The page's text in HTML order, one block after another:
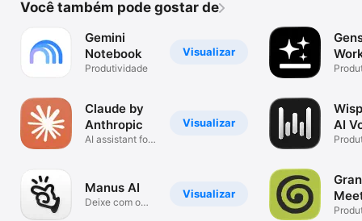
Você também pode gostar de
Visualizar
Gemini
Notebook
Produtividade
Visualizar
Claude by
Anthropic
AI assistant for
Visualizar
Manus AI
Deixe com o
AI